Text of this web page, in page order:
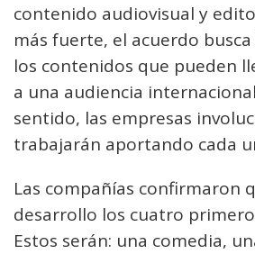
contenido audiovisual y
más fuerte, el acuerdo
los contenidos que pueden
a una audiencia
sentido, las empresas
trabajarán aportando cada
Las compañías confirmaron
desarrollo los cuatro
Estos serán: una comedia,